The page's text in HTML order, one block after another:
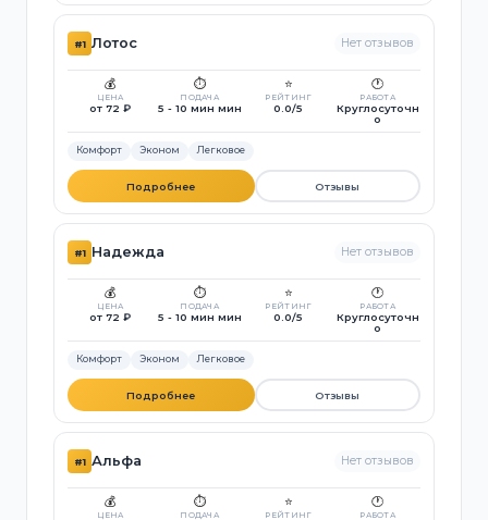
#1 Лотос Нет отзывов
💰
ЦЕНА
от 72 ₽
⏱️
ПОДАЧА
5 - 10 мин мин
⭐
РЕЙТИНГ
0.0/5
🕐
РАБОТА
Круглосуточн
о
Комфорт Эконом Легковое
Подробнее Отзывы
#1 Надежда Нет отзывов
💰
ЦЕНА
от 72 ₽
⏱️
ПОДАЧА
5 - 10 мин мин
⭐
РЕЙТИНГ
0.0/5
🕐
РАБОТА
Круглосуточн
о
Комфорт Эконом Легковое
Подробнее Отзывы
#1 Альфа Нет отзывов
💰
ЦЕНА
⏱️
ПОДАЧА
⭐
РЕЙТИНГ
🕐
РАБОТА